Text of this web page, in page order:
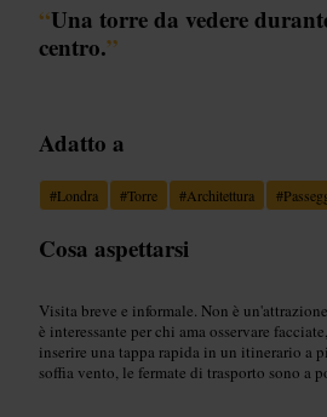
“Una torre da vedere
centro.”
Adatto a
#Londra #Torre #Architettura #
Cosa aspettarsi
Visita breve e informale. Non è
è interessante per chi ama osservare
inserire una tappa rapida in un itinerario a
soffia vento, le fermate di trasporto sono a